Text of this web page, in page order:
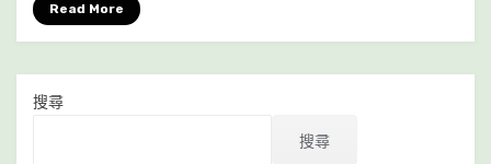
灣
建
Read More
搜尋
搜尋